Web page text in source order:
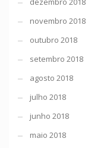
novembro 2018
outubro 2018
setembro 2018
agosto 2018
julho 2018
junho 2018
maio 2018